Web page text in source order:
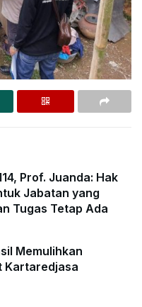
Prof. Juanda: Hak
Jabatan yang
Tugas Tetap Ada
Memulihkan
Kartaredjasa